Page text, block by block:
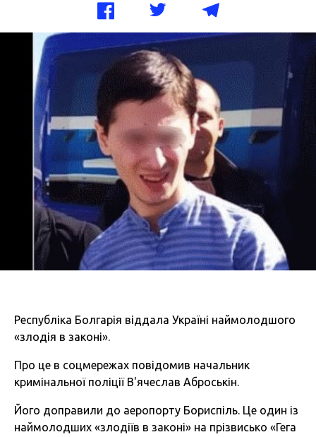
Республіка Болгарія віддала Україні наймолодшого
«злодія в законі».
Про це в соцмережах повідомив начальник
кримінальної поліції В'ячеслав Аброськін.
Його доправили до аеропорту Бориспіль. Це один із
наймолодших «злодіїв в законі» на прізвисько «Гега